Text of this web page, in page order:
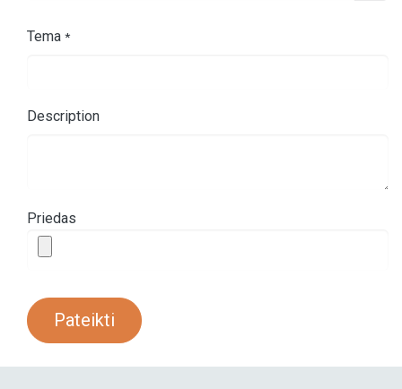
Tema *
Description
Priedas
Pateikti